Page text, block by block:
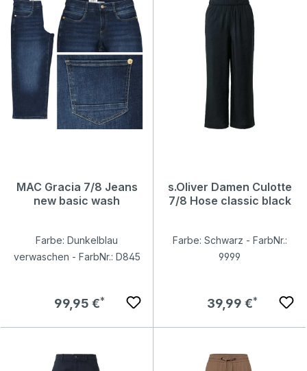
MAC Gracia 7/8 Jeans
new basic wash
Farbe: Dunkelblau
verwaschen - FarbNr.: D845
Regulärer Preis:
99,95 €
s.Oliver Damen Culotte
7/8 Hose classic black
Farbe: Schwarz - FarbNr.:
9999
Regulärer Preis:
39,99 €